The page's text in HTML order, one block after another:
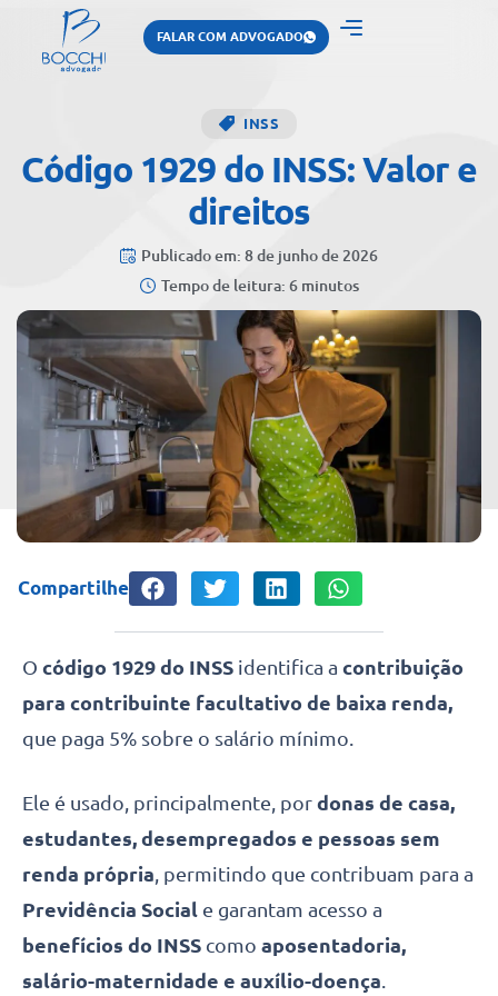
FALAR COM ADVOGADO
INSS
Código 1929 do INSS: Valor e
direitos
Publicado em: 8 de junho de 2026
Tempo de leitura: 6 minutos
Compartilhe
O código 1929 do INSS identifica a contribuição
para contribuinte facultativo de baixa renda,
que paga 5% sobre o salário mínimo.
Ele é usado, principalmente, por donas de casa,
estudantes, desempregados e pessoas sem
renda própria, permitindo que contribuam para a
Previdência Social e garantam acesso a
benefícios do INSS como aposentadoria,
salário-maternidade e auxílio-doença.